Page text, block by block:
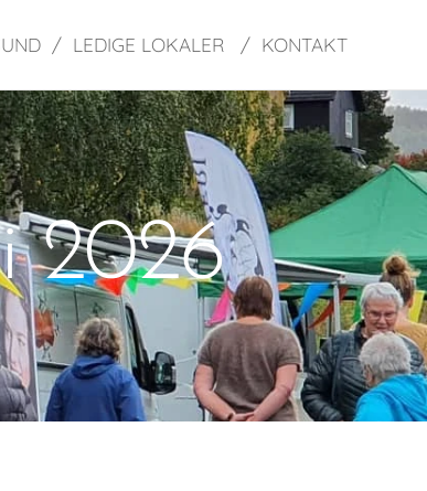
LEDIGE LOKALER KONTAKT
2026